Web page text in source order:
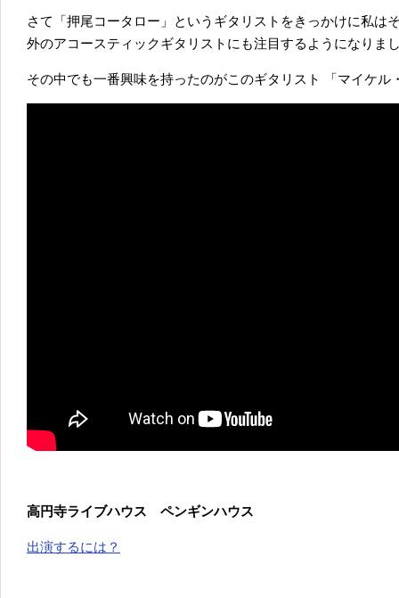
さて「押尾コータロー」というギタリストをきっかけに私は
外のアコースティックギタリストにも注目するようになりま
その中でも一番興味を持ったのがこのギタリスト 「マイケ
高円寺ライブハウス ペンギンハウス
出演するには？